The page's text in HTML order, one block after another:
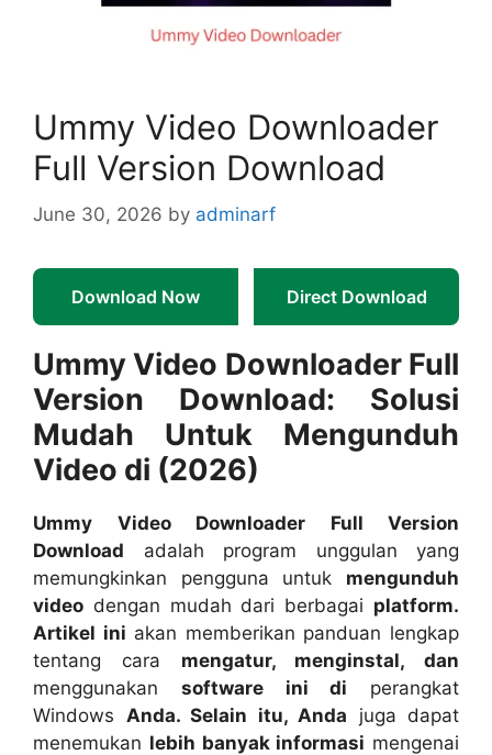
Ummy Video Downloader
Full Version Download
June 30, 2026 by adminarf
Download Now Direct Download
Ummy Video Downloader Full
Version Download: Solusi
Mudah Untuk Mengunduh
Video di (2026)
Ummy Video Downloader Full Version
Download adalah program unggulan yang
memungkinkan pengguna untuk mengunduh
video dengan mudah dari berbagai platform.
Artikel ini akan memberikan panduan lengkap
tentang cara mengatur, menginstal, dan
menggunakan software ini di perangkat
Windows Anda. Selain itu, Anda juga dapat
menemukan lebih banyak informasi mengenai